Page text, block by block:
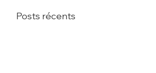
Posts récents